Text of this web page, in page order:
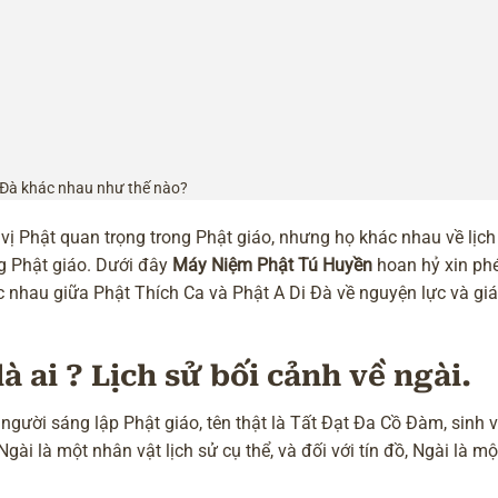
khác nhau như thế nào?
Phật quan trọng trong Phật giáo, nhưng họ khác nhau về
Phật giáo. Dưới đây Máy Niệm Phật Tú Huyền hoan hỷ xin
giữa Phật Thích Ca và Phật A Di Đà về nguyện lực và
ai ? Lịch sử bối cảnh về ngài.
sáng lập Phật giáo, tên thật là Tất Đạt Đa Cồ Đàm, sinh
là một nhân vật lịch sử cụ thể, và đối với tín đồ, Ngài là